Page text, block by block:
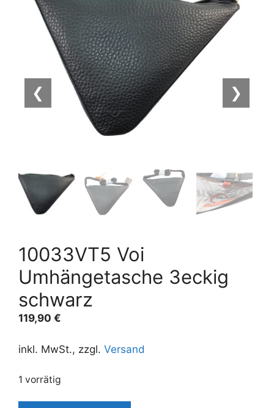
❮ ❯
10033VT5 Voi
Umhängetasche 3eckig
schwarz
119,90 €
inkl. MwSt., zzgl. Versand
1 vorrätig